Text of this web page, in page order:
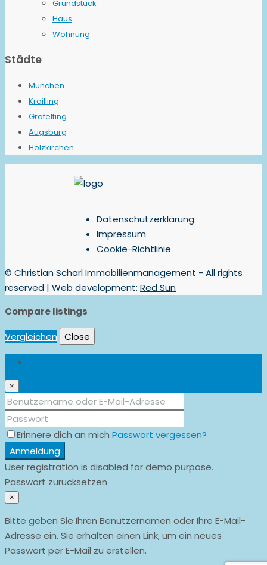
Grundstück
Haus
Wohnung
Städte
München
Krailling
Gräfelfing
Augsburg
Holzkirchen
Datenschutzerklärung
Impressum
Cookie-Richtlinie
© Christian Scharl Immobilienmanagement - All rights
reserved | Web development: Red Sun
Compare listings
Vergleichen Close
×
Erinnere dich an mich Passwort vergessen?
Anmeldung
User registration is disabled for demo purpose.
Passwort zurücksetzen
×
Bitte geben Sie Ihren Benutzernamen oder Ihre E-Mail-
Adresse ein. Sie erhalten einen Link, um ein neues
Passwort per E-Mail zu erstellen.